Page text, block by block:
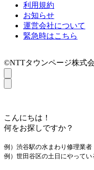
利用規約
お知らせ
運営会社について
緊急時はこちら
©NTTタウンページ株式会
こんにちは！
何をお探しですか？
例）渋谷駅の水まわり修理業者
例）世田谷区の土日にやってい